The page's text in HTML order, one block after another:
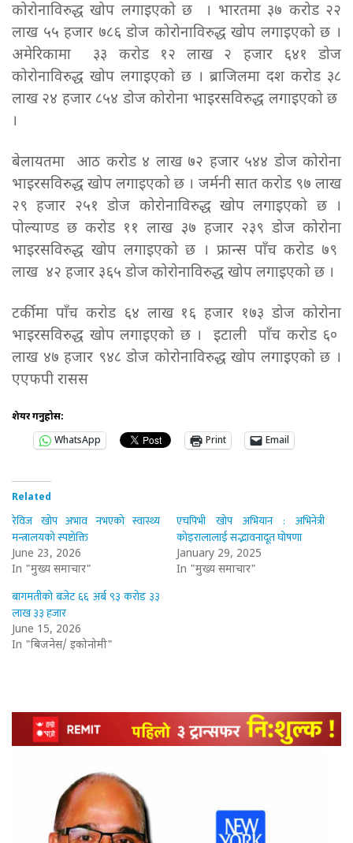
कोरोनाविरुद्ध खोप लगाइएको छ । भारतमा ३७ करोड २२
लाख ५५ हजार ७८६ डोज कोरोनाविरुद्ध खोप लगाइएको छ ।
अमेरिकामा ३३ करोड १२ लाख २ हजार ६४१ डोज
कोरोनाविरुद्ध खोप लगाइएको छ । ब्राजिलमा दश करोड ३८
लाख २४ हजार ८५४ डोज कोरोना भाइरसविरुद्ध लगाइएको छ
।
बेलायतमा आठ करोड ४ लाख ७२ हजार ५४४ डोज कोरोना
भाइरसविरुद्ध खोप लगाइएको छ । जर्मनी सात करोड ९७ लाख
२९ हजार २५१ डोज कोरोनाविरुद्ध खोप लगाइएको छ ।
पोल्याण्ड छ करोड ११ लाख ३७ हजार २३९ डोज कोरोना
भाइरसविरुद्ध खोप लगाइएको छ । फ्रान्स पाँच करोड ७९
लाख ४२ हजार ३६५ डोज कोरोनाविरुद्ध खोप लगाइएको छ ।
टर्कीमा पाँच करोड ६४ लाख १६ हजार १७३ डोज कोरोना
भाइरसविरुद्ध खोप लगाइएको छ । इटाली पाँच करोड ६०
लाख ४७ हजार ९४८ डोज कोरोनाविरुद्ध खोप लगाइएको छ ।
एएफपी रासस
शेयर गर्नुहोस:
WhatsApp
Print Email
Related
रेविज खोप अभाव नभएको स्वास्थ्य
मन्त्रालयको स्पष्टोक्ति
June 23, 2026
In "मुख्य समाचार"
एचपिभी खोप अभियान : अभिनेत्री
कोइरालालाई सद्भावनादूत घोषणा
January 29, 2025
In "मुख्य समाचार"
बागमतीको बजेट ६६ अर्ब ९३ करोड ३३
लाख ३३ हजार
June 15, 2026
In "बिजनेस/ इकोनोमी"